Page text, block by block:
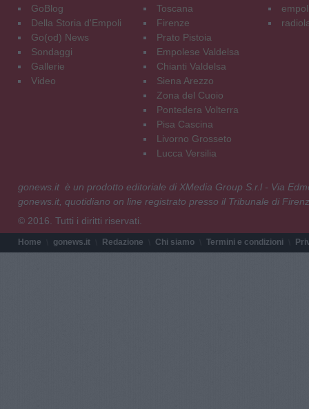
GoBlog
Della Storia d'Empoli
Go(od) News
Sondaggi
Gallerie
Video
Toscana
Firenze
Prato Pistoia
Empolese Valdelsa
Chianti Valdelsa
Siena Arezzo
Zona del Cuoio
Pontedera Volterra
Pisa Cascina
Livorno Grosseto
Lucca Versilia
gonews.it è un prodotto editoriale di XMedia Group S.r.l - Via
gonews.it, quotidiano on line registrato presso il Tribunale di
© 2016. Tutti i diritti riservati.
Home gonews.it Redazione Chi siamo Termini e condizioni